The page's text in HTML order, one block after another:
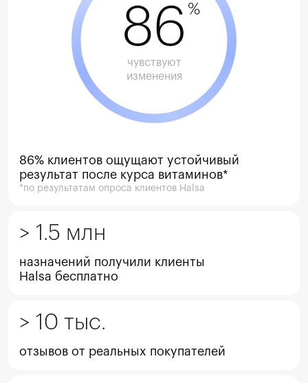
86 %
чувствуют
изменения
86% клиентов ощущают устойчивый
результат после курса витаминов*
*по результатам опроса клиентов Halsa
> 1.5 млн
назначений получили клиенты
Halsa бесплатно
> 10 тыс.
отзывов от реаль­ных покупателей